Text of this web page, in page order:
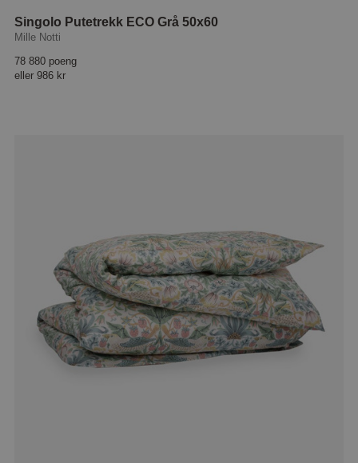
Singolo Putetrekk ECO Grå 50x60
Mille Notti
78 880 poeng
eller 986 kr